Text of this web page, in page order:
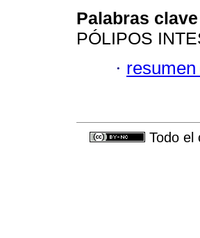
Palabras
PÓLIPOS
·
Todo el